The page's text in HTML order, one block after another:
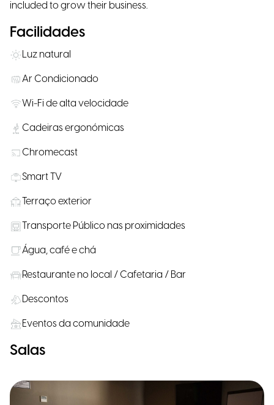
included to grow their business.
Facilidades
Luz natural
Ar Condicionado
Wi-Fi de alta velocidade
Cadeiras ergonómicas
Chromecast
Smart TV
Terraço exterior
Transporte Público nas proximidades
Água, café e chá
Restaurante no local / Cafetaria / Bar
Descontos
Eventos da comunidade
Salas